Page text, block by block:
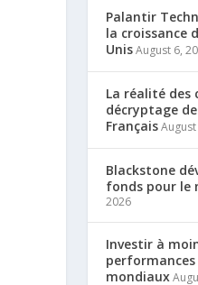
Palantir
la croissance
UnisAugust 6,
La réalité des
décryptage
Français
Blackstone
fonds pour le
2026
Investir à
mondiaux